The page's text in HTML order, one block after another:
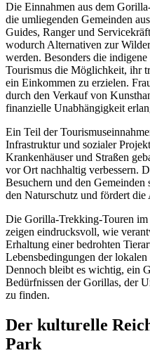
Die Einnahmen aus dem
die umliegenden Gemeinden
Guides, Ranger und
wodurch Alternativen zur
werden. Besonders die
Tourismus die Möglichkeit, ihr
ein Einkommen zu erzielen.
durch den Verkauf von
finanzielle Unabhängigkeit
Ein Teil der
Infrastruktur und sozialer
Krankenhäuser und Straßen
vor Ort nachhaltig verbessern.
Besuchern und den
den Naturschutz und fördert die
Die Gorilla-Trekking-Touren
zeigen eindrucksvoll, wie
Erhaltung einer bedrohten
Lebensbedingungen der
Dennoch bleibt es wichtig, ein
Bedürfnissen der Gorillas, der
zu finden.
Der kulturelle
Park